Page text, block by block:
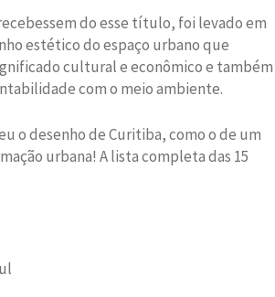
do esse título, foi levado em
estético do espaço urbano que
cultural e econômico e também
com o meio ambiente.
o desenho de Curitiba, como o de um
urbana! A lista completa das 15